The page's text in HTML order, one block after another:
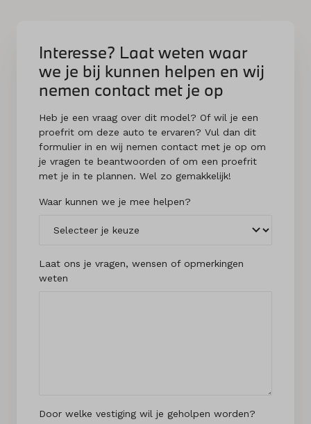
Interesse? Laat weten waar
we je bij kunnen helpen en wij
nemen contact met je op
Heb je een vraag over dit model? Of wil je een
proefrit om deze auto te ervaren? Vul dan dit
formulier in en wij nemen contact met je op om
je vragen te beantwoorden of om een proefrit
met je in te plannen. Wel zo gemakkelijk!
Waar kunnen we je mee helpen?
Laat ons je vragen, wensen of opmerkingen
weten
Door welke vestiging wil je geholpen worden?